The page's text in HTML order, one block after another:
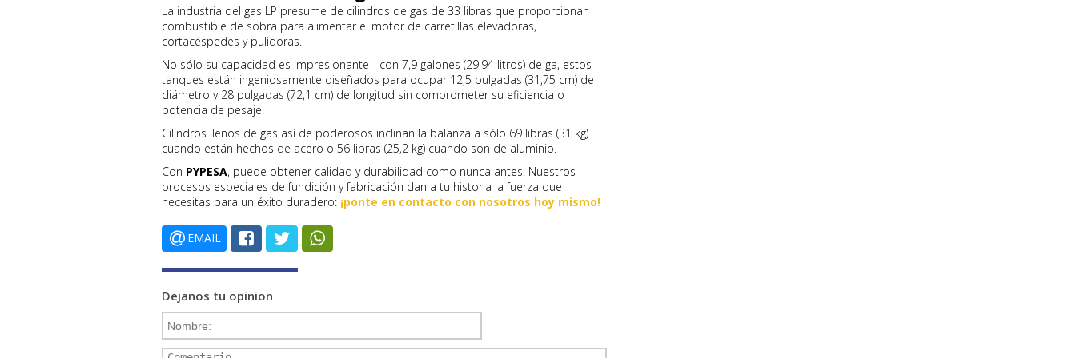
La industria del gas LP presume de cilindros de gas de 33 libras que proporcionan
combustible de sobra para alimentar el motor de carretillas elevadoras,
cortacéspedes y pulidoras.
No sólo su capacidad es impresionante - con 7,9 galones (29,94 litros) de ga, estos
tanques están ingeniosamente diseñados para ocupar 12,5 pulgadas (31,75 cm) de
diámetro y 28 pulgadas (72,1 cm) de longitud sin comprometer su eficiencia o
potencia de pesaje.
Cilindros llenos de gas así de poderosos inclinan la balanza a sólo 69 libras (31 kg)
cuando están hechos de acero o 56 libras (25,2 kg) cuando son de aluminio.
Con PYPESA, puede obtener calidad y durabilidad como nunca antes. Nuestros
procesos especiales de fundición y fabricación dan a tu historia la fuerza que
necesitas para un éxito duradero: ¡ponte en contacto con nosotros hoy mismo!
EMAIL
Dejanos tu opinion